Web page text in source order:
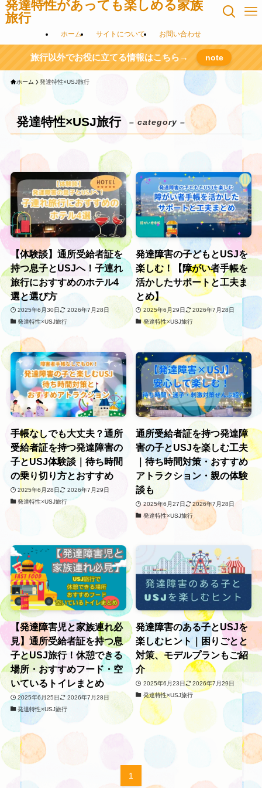
発達特性があっても楽しめる家族
旅行
ホーム サイトについて お問い合わせ
旅行以外でお役に立てる情報はこちら→ note
ホーム 発達特性×USJ旅行
発達特性×USJ旅行 – category –
【体験談】通所受給者証を
持つ息子とUSJへ！子連れ
旅行におすすめのホテル4
選と選び方
2025年6月30日
2026年7月28日
発達特性×USJ旅行
発達障害の子どもとUSJを
楽しむ！【障がい者手帳を
活かしたサポートと工夫ま
とめ】
2025年6月29日
2026年7月28日
発達特性×USJ旅行
手帳なしでも大丈夫？通所
受給者証を持つ発達障害の
子とUSJ体験談｜待ち時間
の乗り切り方とおすすめ
2025年6月28日
2026年7月29日
発達特性×USJ旅行
通所受給者証を持つ発達障
害の子とUSJを楽しむ工夫
｜待ち時間対策・おすすめ
アトラクション・親の体験
談も
2025年6月27日
2026年7月28日
発達特性×USJ旅行
【発達障害児と家族連れ必
見】通所受給者証を持つ息
子とUSJ旅行！休憩できる
場所・おすすめフード・空
いているトイレまとめ
2025年6月25日
2026年7月28日
発達特性×USJ旅行
発達障害のある子とUSJを
楽しむヒント｜困りごとと
対策、モデルプランもご紹
介
2025年6月23日
2026年7月29日
発達特性×USJ旅行
1